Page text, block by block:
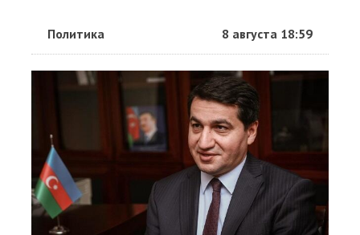
Политика 8 августа 18:59